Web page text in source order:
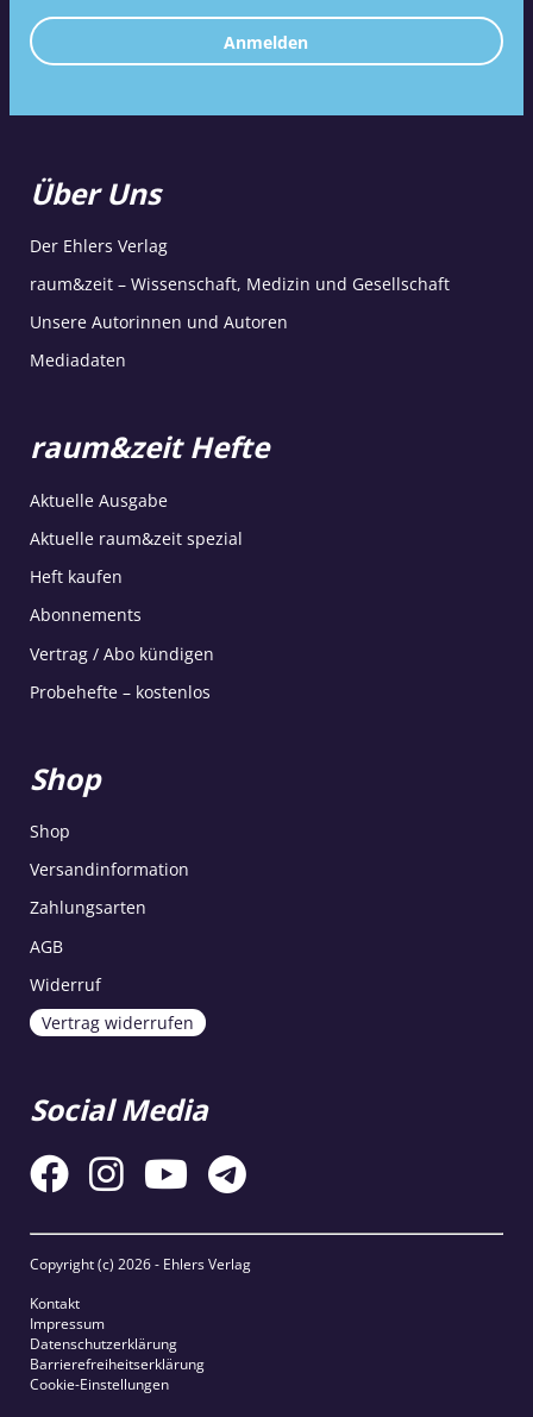
Anmelden
Über Uns
Der Ehlers Verlag
raum&zeit – Wissenschaft, Medizin und Gesellschaft
Unsere Autorinnen und Autoren
Mediadaten
raum&zeit Hefte
Aktuelle Ausgabe
Aktuelle raum&zeit spezial
Heft kaufen
Abonnements
Vertrag / Abo kündigen
Probehefte – kostenlos
Shop
Shop
Versandinformation
Zahlungsarten
AGB
Widerruf
Vertrag widerrufen
Social Media
Copyright (c) 2026 - Ehlers Verlag
Kontakt
Impressum
Datenschutzerklärung
Barrierefreiheitserklärung
Cookie-Einstellungen